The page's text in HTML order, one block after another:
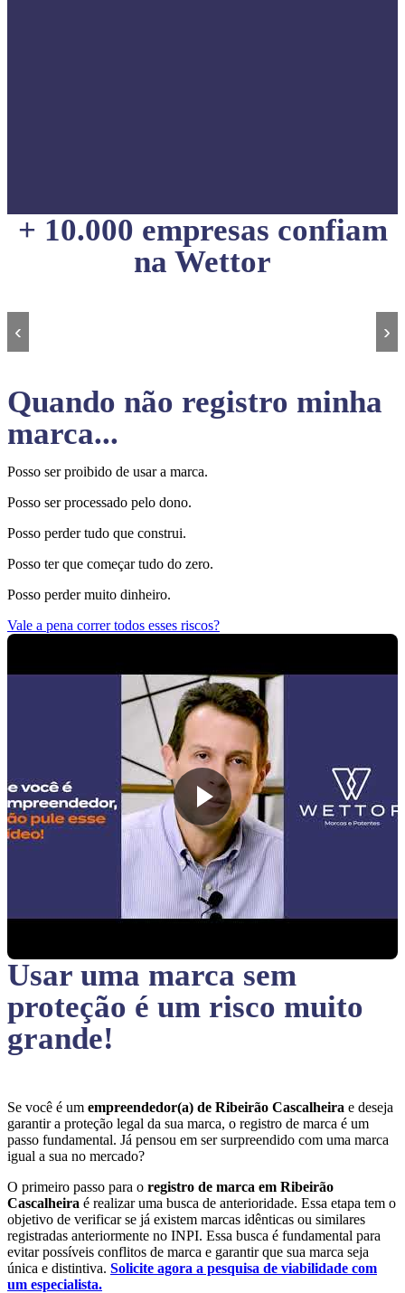
+ 10.000 empresas confiam
na Wettor
‹ ›
Quando não registro minha
marca...
Posso ser proibido de usar a marca.
Posso ser processado pelo dono.
Posso perder tudo que construi.
Posso ter que começar tudo do zero.
Posso perder muito dinheiro.
Vale a pena correr todos esses riscos?
Usar uma marca sem
proteção é um risco muito
grande!
Se você é um empreendedor(a) de Ribeirão Cascalheira e deseja
garantir a proteção legal da sua marca, o registro de marca é um
passo fundamental. Já pensou em ser surpreendido com uma marca
igual a sua no mercado?
O primeiro passo para o registro de marca em Ribeirão
Cascalheira é realizar uma busca de anterioridade. Essa etapa tem o
objetivo de verificar se já existem marcas idênticas ou similares
registradas anteriormente no INPI. Essa busca é fundamental para
evitar possíveis conflitos de marca e garantir que sua marca seja
única e distintiva. Solicite agora a pesquisa de viabilidade com
um especialista.